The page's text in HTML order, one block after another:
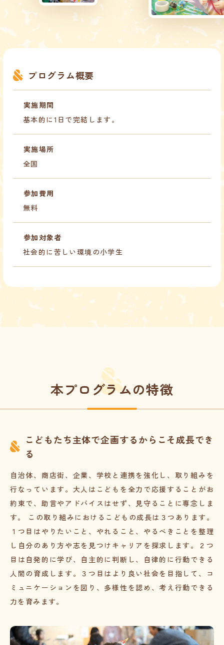
プログラム概要
実施期間
基本的に1日で完結します。
実施場所
全国
参加費用
無料
参加対象者
社会的に苦しい環境の小学生
本プログラムの特徴
こどもたち主体で企画するからこそ成長でき
る
自治体、商店街、企業、学校と連携を強化し、取り組みを
行なっています。大人はこどもを全力で応援することがお
約束で、助言やアドバイスはせず、見守ることに専念しま
す。 この取り組みにおけるこどもの成長は３つあります。
１つ目はやりたいこと、やれること、やるべきことを整理
し自分のあり方や志を見つけキャリアを探求します。２つ
目は自発的に学び、自主的に判断し、自律的に行動できる
人間の育成します。３つ目はより良い社会を目指して、コ
ミュニケーションを図り、多様性を認め、考え行動できる
力を育みます。